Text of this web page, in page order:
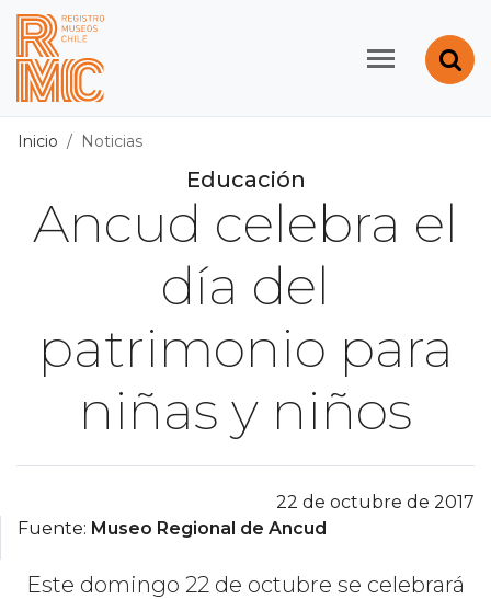
Contenido principal
Registro de Museos
Inicio Noticias
Educación
Ancud celebra el
día del
patrimonio para
niñas y niños
22 de octubre de 2017
Fuente: Museo Regional de Ancud
Este domingo 22 de octubre se celebrará